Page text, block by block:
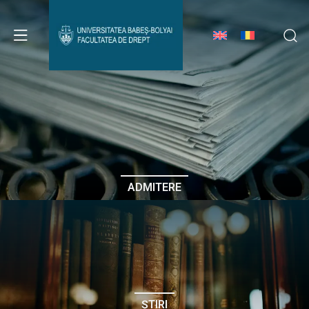
Avizier Studenți
Studii
Admitere
Erasmus & Internațional
Despre Facultate
ADMITERE
ȘTIRI